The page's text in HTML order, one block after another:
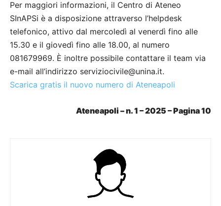
Per maggiori informazioni, il Centro di Ateneo
SInAPSi è a disposizione attraverso l’helpdesk
telefonico, attivo dal mercoledì al venerdì fino alle
15.30 e il giovedì fino alle 18.00, al numero
081679969. È inoltre possibile contattare il team via
e-mail all’indirizzo serviziocivile@unina.it.
Scarica gratis il nuovo numero di Ateneapoli
Ateneapoli – n. 1 – 2025 – Pagina 10